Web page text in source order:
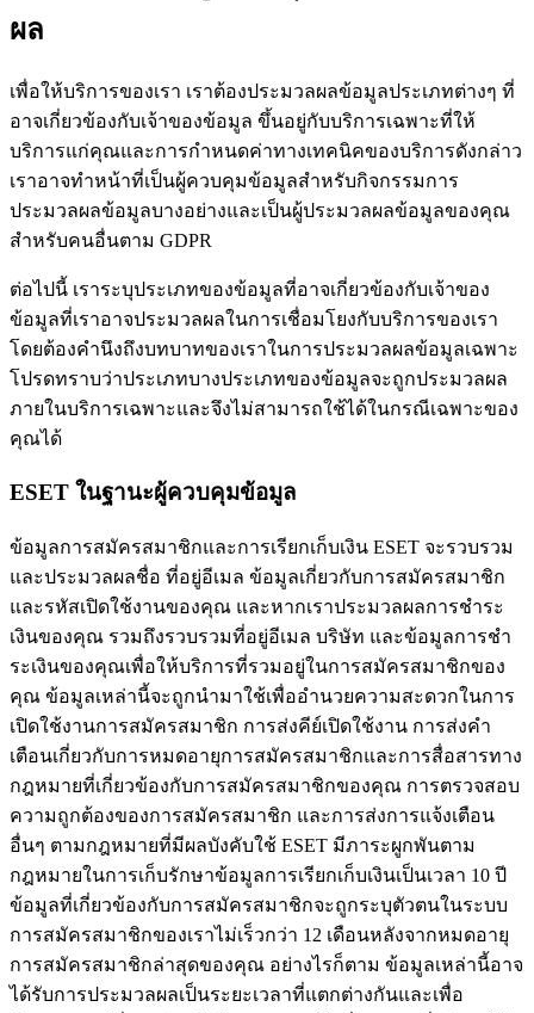
ผล
เพื่อให้บริการของเรา เราต้องประมวลผลข้อมูลประเภทต่างๆ ที่
อาจเกี่ยวข้องกับเจ้าของข้อมูล ขึ้นอยู่กับบริการเฉพาะที่ให้
บริการแก่คุณและการกําหนดค่าทางเทคนิคของบริการดังกล่าว
เราอาจทําหน้าที่เป็นผู้ควบคุมข้อมูลสําหรับกิจกรรมการ
ประมวลผลข้อมูลบางอย่างและเป็นผู้ประมวลผลข้อมูลของคุณ
สําหรับคนอื่นตาม GDPR
ต่อไปนี้ เราระบุประเภทของข้อมูลที่อาจเกี่ยวข้องกับเจ้าของ
ข้อมูลที่เราอาจประมวลผลในการเชื่อมโยงกับบริการของเรา
โดยต้องคํานึงถึงบทบาทของเราในการประมวลผลข้อมูลเฉพาะ
โปรดทราบว่าประเภทบางประเภทของข้อมูลจะถูกประมวลผล
ภายในบริการเฉพาะและจึงไม่สามารถใช้ได้ในกรณีเฉพาะของ
คุณได้
ESET ในฐานะผู้ควบคุมข้อมูล
ข้อมูลการสมัครสมาชิกและการเรียกเก็บเงิน ESET จะรวบรวม
และประมวลผลชื่อ ที่อยู่อีเมล ข้อมูลเกี่ยวกับการสมัครสมาชิก
และรหัสเปิดใช้งานของคุณ และหากเราประมวลผลการชําระ
เงินของคุณ รวมถึงรวบรวมที่อยู่อีเมล บริษัท และข้อมูลการชํา
ระเงินของคุณเพื่อให้บริการที่รวมอยู่ในการสมัครสมาชิกของ
คุณ ข้อมูลเหล่านี้จะถูกนํามาใช้เพื่ออํานวยความสะดวกในการ
เปิดใช้งานการสมัครสมาชิก การส่งคีย์เปิดใช้งาน การส่งคํา
เตือนเกี่ยวกับการหมดอายุการสมัครสมาชิกและการสื่อสารทาง
กฎหมายที่เกี่ยวข้องกับการสมัครสมาชิกของคุณ การตรวจสอบ
ความถูกต้องของการสมัครสมาชิก และการส่งการแจ้งเตือน
อื่นๆ ตามกฎหมายที่มีผลบังคับใช้ ESET มีภาระผูกพันตาม
กฎหมายในการเก็บรักษาข้อมูลการเรียกเก็บเงินเป็นเวลา 10 ปี
ข้อมูลที่เกี่ยวข้องกับการสมัครสมาชิกจะถูกระบุตัวตนในระบบ
การสมัครสมาชิกของเราไม่เร็วกว่า 12 เดือนหลังจากหมดอายุ
การสมัครสมาชิกล่าสุดของคุณ อย่างไรก็ตาม ข้อมูลเหล่านี้อาจ
ได้รับการประมวลผลเป็นระยะเวลาที่แตกต่างกันและเพื่อ